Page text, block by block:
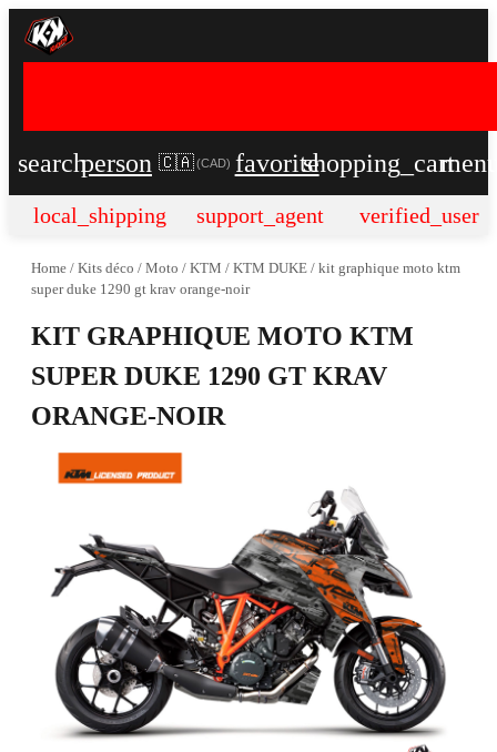
searchperson 🇨🇦 (CAD) favoriteshopping_cart
local_shipping support_agent verified_user
Home / Kits déco / Moto / KTM / KTM DUKE / kit graphique moto ktm
super duke 1290 gt krav orange-noir
KIT GRAPHIQUE MOTO KTM
SUPER DUKE 1290 GT KRAV
ORANGE-NOIR